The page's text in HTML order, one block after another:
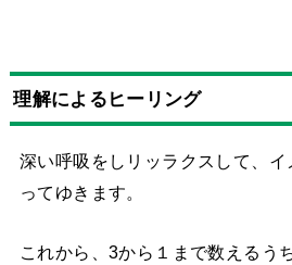
理解によるヒーリング
深い呼吸をしリッラクスして、イ
ってゆきます。
これから、3から１まで数えるう